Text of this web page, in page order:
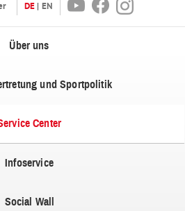
DE EN YoutubeFacebookInstagram
Über uns
und Sportpolitik
Center
Infoservice
Social Wall